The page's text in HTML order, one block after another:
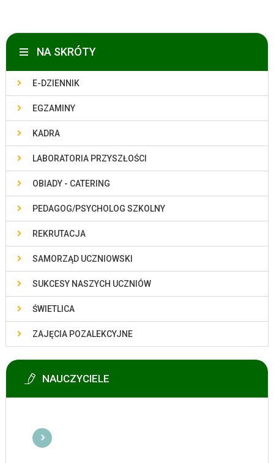
NA SKRÓTY
E-DZIENNIK
EGZAMINY
KADRA
LABORATORIA PRZYSZŁOŚCI
OBIADY - CATERING
PEDAGOG/PSYCHOLOG SZKOLNY
REKRUTACJA
SAMORZĄD UCZNIOWSKI
SUKCESY NASZYCH UCZNIÓW
ŚWIETLICA
ZAJĘCIA POZALEKCYJNE
NAUCZYCIELE